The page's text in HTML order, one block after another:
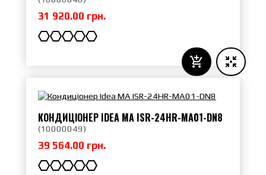
31 920.00 грн.
КОНДИЦІОНЕР IDEA MA ISR-24HR-MA01-DN8
(10000049)
39 564.00 грн.